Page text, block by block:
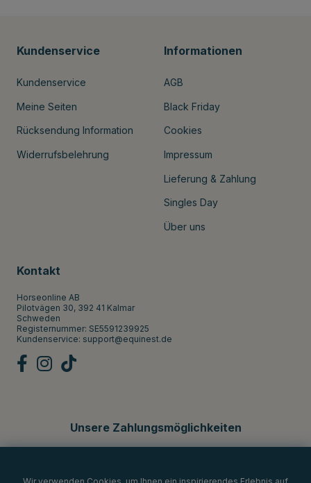
Kundenservice
Kundenservice
Meine Seiten
Rücksendung Information
Widerrufsbelehrung
Informationen
AGB
Black Friday
Cookies
Impressum
Lieferung & Zahlung
Singles Day
Über uns
Kontakt
Horseonline AB
Pilotvägen 30, 392 41 Kalmar
Schweden
Registernummer: SE5591239925
Kundenservice: support@equinest.de
Unsere Zahlungsmöglichkeiten